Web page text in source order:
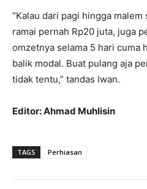
“Kalau dari pagi hingga
ramai pernah Rp20 juta, juga
omzetnya selama 5 hari cuma
balik modal. Buat pulang aja
tidak tentu,” tandas Iwan.
Editor: Ahmad Muhlisin
TAGS Perhiasan